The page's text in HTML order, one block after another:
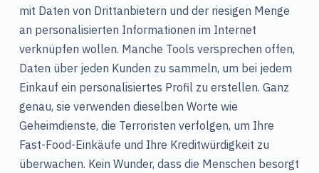
mit Daten von Drittanbietern und der riesigen Menge
an personalisierten Informationen im Internet
verknüpfen wollen. Manche Tools versprechen offen,
Daten über jeden Kunden zu sammeln, um bei jedem
Einkauf ein personalisiertes Profil zu erstellen. Ganz
genau, sie verwenden dieselben Worte wie
Geheimdienste, die Terroristen verfolgen, um Ihre
Fast-Food-Einkäufe und Ihre Kreditwürdigkeit zu
überwachen. Kein Wunder, dass die Menschen besorgt